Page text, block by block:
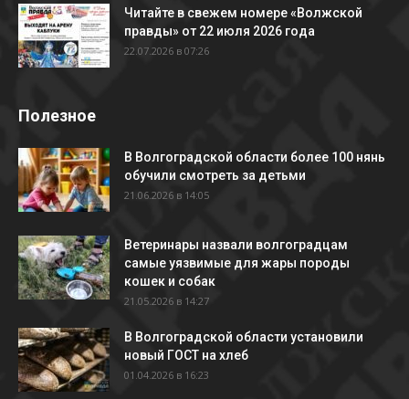
Читайте в свежем номере «Волжской
правды» от 22 июля 2026 года
22.07.2026 в 07:26
Полезное
В Волгоградской области более 100 нянь
обучили смотреть за детьми
21.06.2026 в 14:05
Ветеринары назвали волгоградцам
самые уязвимые для жары породы
кошек и собак
21.05.2026 в 14:27
В Волгоградской области установили
новый ГОСТ на хлеб
01.04.2026 в 16:23